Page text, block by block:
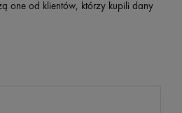
one od klientów, którzy kupili dany